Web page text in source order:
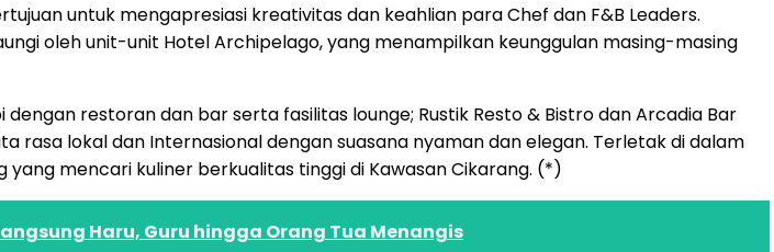
untuk mengapresiasi kreativitas dan keahlian para Chef dan F&B Leaders.
oleh unit-unit Hotel Archipelago, yang menampilkan keunggulan masing-masing
restoran dan bar serta fasilitas lounge; Rustik Resto & Bistro dan Arcadia Bar
lokal dan Internasional dengan suasana nyaman dan elegan. Terletak di dalam
mencari kuliner berkualitas tinggi di Kawasan Cikarang. (*)
Haru, Guru hingga Orang Tua Menangis